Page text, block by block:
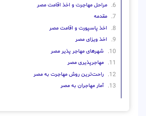
مراحل مهاجرت و اخذ اقامت مصر
مقدمه
اخذ پاسپورت و اقامت مصر
اخذ ویزای مصر
شهرهای مهاجر پذیر مصر
مهاجرپذیری مصر
راحت‌ترین روش مهاجرت به مصر
آمار مهاجران به مصر